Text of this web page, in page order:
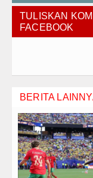
TULISKAN
FACEBOOK
BERITA